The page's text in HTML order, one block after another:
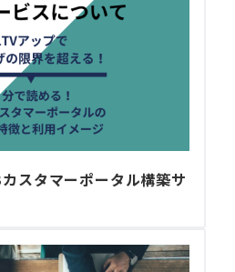
スタマーポータル構築サ